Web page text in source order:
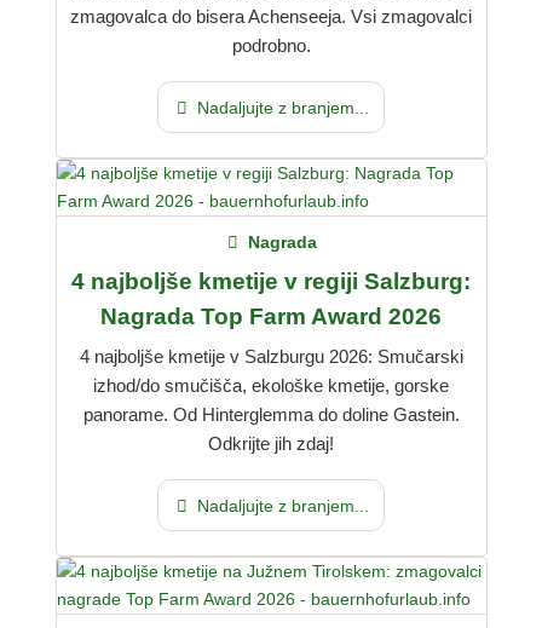
zmagovalca do bisera Achenseeja. Vsi zmagovalci
podrobno.
Nadaljujte z branjem...
4 najboljše kmetije v regiji Salzburg:
Nagrada Top Farm Award 2026
Nagrada
4 najboljše kmetije v Salzburgu 2026: Smučarski
izhod/do smučišča, ekološke kmetije, gorske
panorame. Od Hinterglemma do doline Gastein.
Odkrijte jih zdaj!
Nadaljujte z branjem...